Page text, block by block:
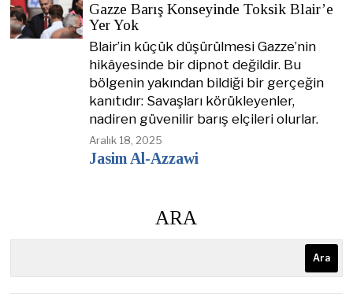
Gazze Barış Konseyinde Toksik Blair’e
Yer Yok
Blair’in küçük düşürülmesi Gazze’nin
hikâyesinde bir dipnot değildir. Bu
bölgenin yakından bildiği bir gerçeğin
kanıtıdır: Savaşları körükleyenler,
nadiren güvenilir barış elçileri olurlar.
Aralık 18, 2025
Jasim Al-Azzawi
ARA
Ara